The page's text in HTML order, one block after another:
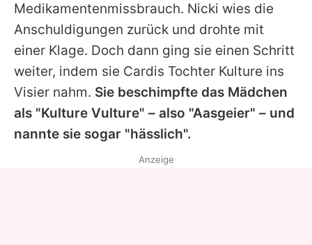
Datenschutzerklärung
Nutzungsbedingungen
Utiq verwalten
Medikamentenmissbrauch. Nicki wies die
Anschuldigungen zurück und drohte mit
einer Klage. Doch dann ging sie einen Schritt
weiter, indem sie Cardis Tochter Kulture ins
Visier nahm. Sie beschimpfte das Mädchen
als "Kulture Vulture" – also "Aasgeier" – und
nannte sie sogar "hässlich".
Anzeige